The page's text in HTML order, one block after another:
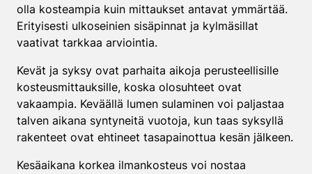
olla kosteampia kuin mittaukset antavat ymmärtää.
Erityisesti ulkoseinien sisäpinnat ja kylmäsillat
vaativat tarkkaa arviointia.
Kevät ja syksy ovat parhaita aikoja perusteellisille
kosteusmittauksille, koska olosuhteet ovat
vakaampia. Keväällä lumen sulaminen voi paljastaa
talven aikana syntyneitä vuotoja, kun taas syksyllä
rakenteet ovat ehtineet tasapainottua kesän jälkeen.
Kesäaikana korkea ilmankosteus voi nostaa